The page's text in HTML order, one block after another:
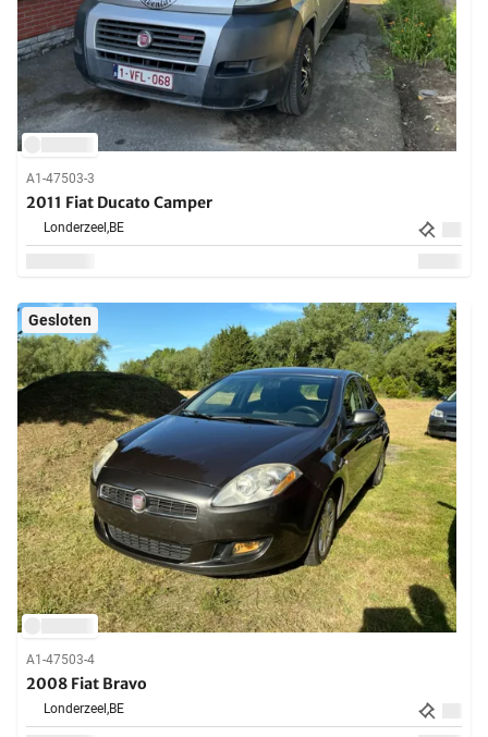
A1-47503-3
2011 Fiat Ducato Camper
Londerzeel,BE
Gesloten
A1-47503-4
2008 Fiat Bravo
Londerzeel,BE